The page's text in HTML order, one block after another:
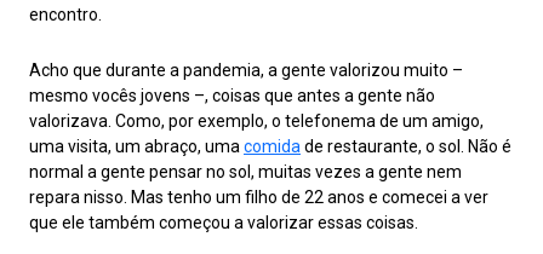
encontro.
Acho que durante a pandemia, a gente valorizou muito –
mesmo vocês jovens –, coisas que antes a gente não
valorizava. Como, por exemplo, o telefonema de um amigo,
uma visita, um abraço, uma comida de restaurante, o sol. Não é
normal a gente pensar no sol, muitas vezes a gente nem
repara nisso. Mas tenho um filho de 22 anos e comecei a ver
que ele também começou a valorizar essas coisas.